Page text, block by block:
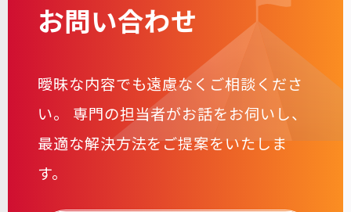
お問い合わせ
曖昧な内容でも遠慮なくご相談くださ
い。
専門の担当者がお話をお伺いし、
最適な解決方法をご提案をいたしま
す。